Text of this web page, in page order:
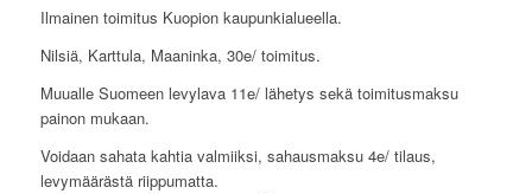
Ilmainen toimitus Kuopion kaupunkialueella.
Nilsiä, Karttula, Maaninka, 30e/ toimitus.
Muualle Suomeen levylava 11e/ lähetys sekä toimitusmaksu
painon mukaan.
Voidaan sahata kahtia valmiiksi, sahausmaksu 4e/ tilaus,
levymäärästä riippumatta.